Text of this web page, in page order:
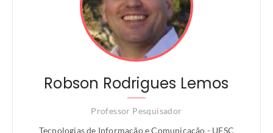
Robson Rodrigues Lemos
Professor Pesquisador
Tecnologias de Informação e Comunicação - UFSC